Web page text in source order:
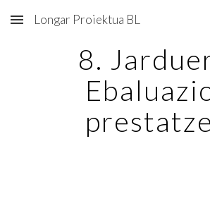
Skip to main content
Longar Proiektua BL
8.